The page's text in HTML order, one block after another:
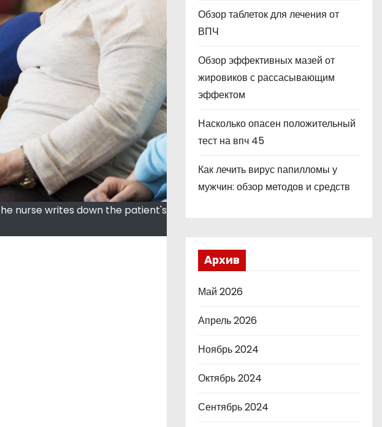
nurse writes down the patient's
Обзор таблеток для лечения от
ВПЧ
Обзор эффективных мазей от
жировиков с рассасывающим
эффектом
Насколько опасен положительный
тест на впч 45
Как лечить вирус папилломы у
мужчин: обзор методов и средств
Архив
Май 2026
Апрель 2026
Ноябрь 2024
Октябрь 2024
Сентябрь 2024